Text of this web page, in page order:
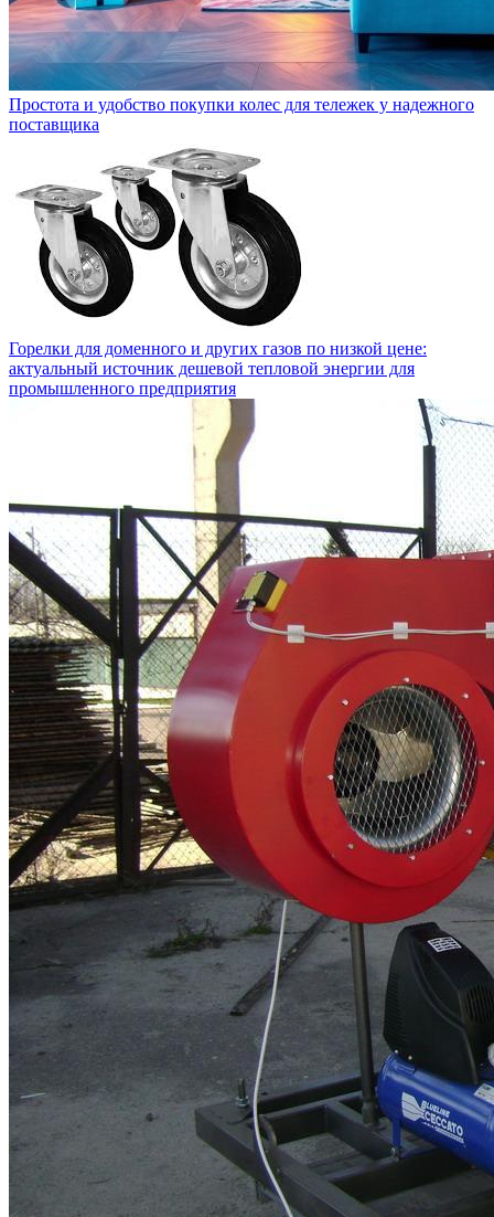
Простота и удобство покупки колес для тележек у надежного
поставщика
Горелки для доменного и других газов по низкой цене:
актуальный источник дешевой тепловой энергии для
промышленного предприятия